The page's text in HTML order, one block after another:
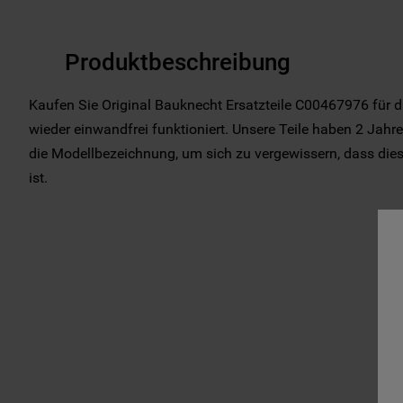
Produktbeschreibung
Kaufen Sie Original Bauknecht Ersatzteile C00467976 für
wieder einwandfrei funktioniert. Unsere Teile haben 2
die Modellbezeichnung, um sich zu vergewissern, dass
ist.